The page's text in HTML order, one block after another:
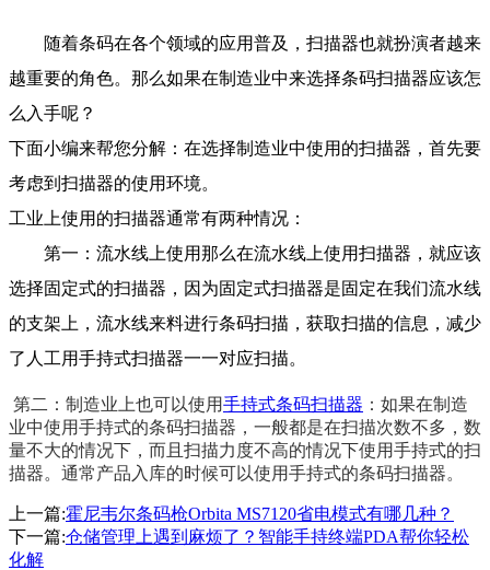
随着条码在各个领域的应用普及，扫描器也就扮演者越来
越重要的角色。那么如果在制造业中来选择条码扫描器应该怎
么入手呢？
下面小编来帮您分解：在选择制造业中使用的扫描器，首先要
考虑到扫描器的使用环境。
工业上使用的扫描器通常有两种情况：
第一：流水线上使用那么在流水线上使用扫描器，就应该
选择固定式的扫描器 ，因为固定式扫描器是固定在我们流水线
的支架上，流水线来料进行条码扫描，获取扫描的信息，减少
了人工用手持式扫描器一一对应扫描。
第二：制造业上也可以使用手持式条码扫描器 ：如果在制造
业中使用手持式的条码扫描器，一般都是在扫描次数不多，数
量不大的情况下，而且扫描力度不高的情况下使用手持式的扫
描器。通常产品入库的时候可以使用手持式的条码扫描器。
上一篇:霍尼韦尔条码枪Orbita MS7120省电模式有哪几种？
下一篇:仓储管理上遇到麻烦了？智能手持终端PDA帮你轻松
化解